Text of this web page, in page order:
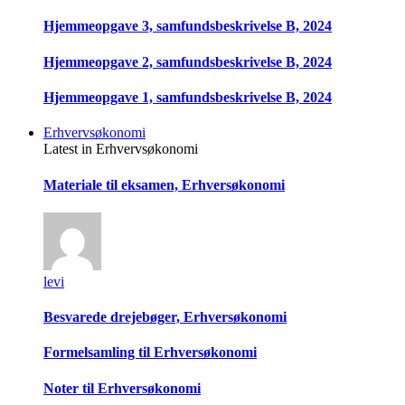
Hjemmeopgave 3, samfundsbeskrivelse B, 2024
Hjemmeopgave 2, samfundsbeskrivelse B, 2024
Hjemmeopgave 1, samfundsbeskrivelse B, 2024
Erhvervsøkonomi
Latest in Erhvervsøkonomi
Materiale til eksamen, Erhversøkonomi
levi
Besvarede drejebøger, Erhversøkonomi
Formelsamling til Erhversøkonomi
Noter til Erhversøkonomi